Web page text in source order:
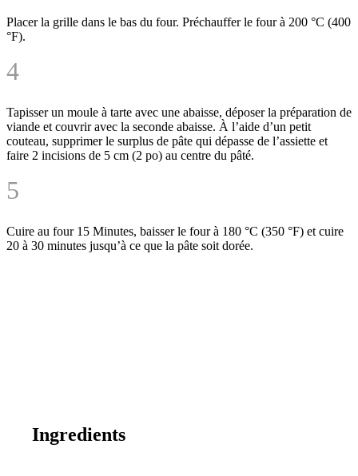
Placer la grille dans le bas du four. Préchauffer le four à 200 °C (400
°F).
4
Tapisser un moule à tarte avec une abaisse, déposer la préparation de
viande et couvrir avec la seconde abaisse. À l’aide d’un petit
couteau, supprimer le surplus de pâte qui dépasse de l’assiette et
faire 2 incisions de 5 cm (2 po) au centre du pâté.
5
Cuire au four 15 Minutes, baisser le four à 180 °C (350 °F) et cuire
20 à 30 minutes jusqu’à ce que la pâte soit dorée.
Ingredients